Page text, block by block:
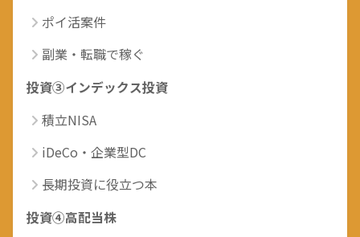
ポイ活案件
副業・転職で稼ぐ
投資③インデックス投資
積立NISA
iDeCo・企業型DC
長期投資に役立つ本
投資④高配当株